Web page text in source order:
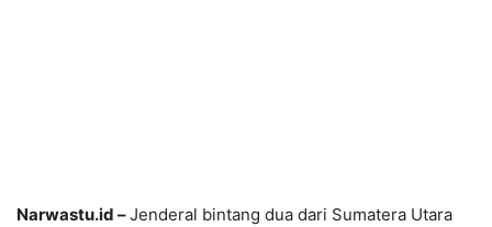
Narwastu.id –Jenderal bintang dua dari Sumatera Utara